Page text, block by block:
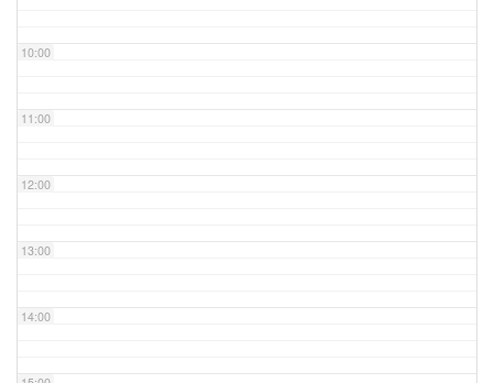
10:00
11:00
12:00
13:00
14:00